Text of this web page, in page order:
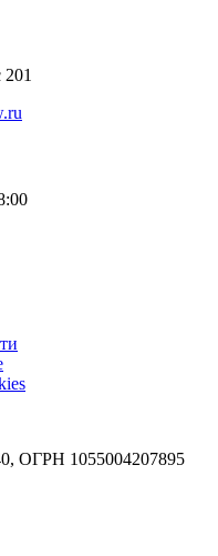
ОГРН 1055004207895